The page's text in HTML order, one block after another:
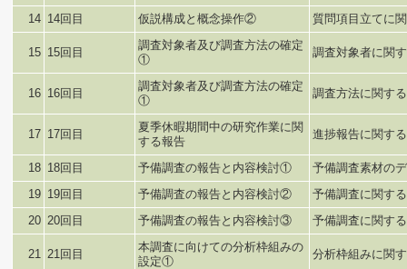
14 14回目 仮説構成と概念操作② 質問項目立てに
15 15回目
調査対象者及び調査方法の確定
①
調査対象者に関
16 16回目
調査対象者及び調査方法の確定
①
調査方法に関す
17 17回目
夏季休暇期間中の研究作業に関
する報告
進捗報告に関す
18 18回目 予備調査の報告と内容検討①
予備調査素材の
19 19回目 予備調査の報告と内容検討②
予備調査に関す
20 20回目 予備調査の報告と内容検討③ 予備調査に関す
21 21回目
本調査に向けての分析枠組みの
設定①
分析枠組みに関